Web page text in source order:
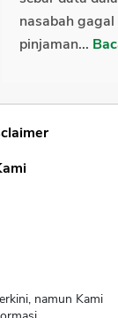
nasabah
pinjaman...
namun Kami